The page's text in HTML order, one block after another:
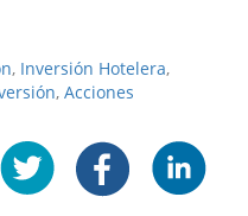
, Inversión Hotelera,
, Acciones